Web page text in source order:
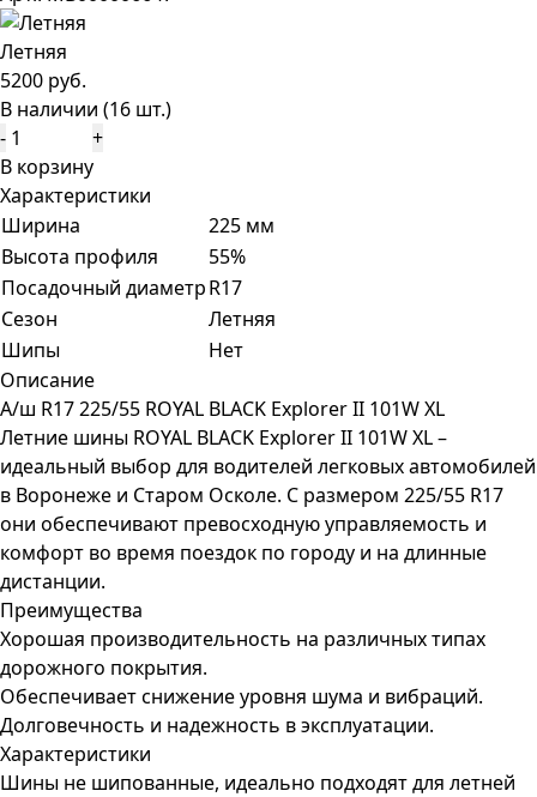
Летняя
5200 руб.
В наличии (16 шт.)
-
+
В корзину
Характеристики
Ширина
225 мм
Высота профиля
55%
Посадочный диаметрR17
Сезон
Летняя
Шипы
Нет
Описание
А/ш R17 225/55 ROYAL BLACK Explorer II 101W XL
Летние шины ROYAL BLACK Explorer II 101W XL –
идеальный выбор для водителей легковых автомобилей
в Воронеже и Старом Осколе. С размером 225/55 R17
они обеспечивают превосходную управляемость и
комфорт во время поездок по городу и на длинные
дистанции.
Преимущества
Хорошая производительность на различных типах
дорожного покрытия.
Обеспечивает снижение уровня шума и вибраций.
Долговечность и надежность в эксплуатации.
Характеристики
Шины не шипованные, идеально подходят для летней